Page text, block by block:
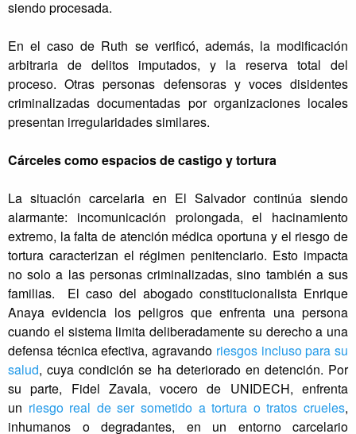
siendo procesada.
En el caso de Ruth se verificó, además, la modificación
arbitraria de delitos imputados, y la reserva total del
proceso. Otras personas defensoras y voces disidentes
criminalizadas documentadas por organizaciones locales
presentan irregularidades similares.
Cárceles como espacios de castigo y tortura
La situación carcelaria en El Salvador continúa siendo
alarmante: incomunicación prolongada, el hacinamiento
extremo, la falta de atención médica oportuna y el riesgo de
tortura caracterizan el régimen penitenciario. Esto impacta
no solo a las personas criminalizadas, sino también a sus
familias. El caso del abogado constitucionalista Enrique
Anaya evidencia los peligros que enfrenta una persona
cuando el sistema limita deliberadamente su derecho a una
defensa técnica efectiva, agravando riesgos incluso para su
salud, cuya condición se ha deteriorado en detención. Por
su parte, Fidel Zavala, vocero de UNIDECH, enfrenta
un riesgo real de ser sometido a tortura o tratos crueles,
inhumanos o degradantes, en un entorno carcelario